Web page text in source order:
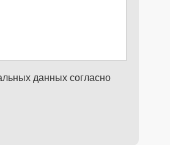
данных согласно